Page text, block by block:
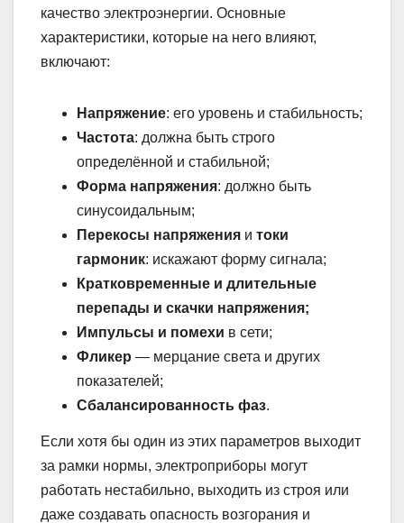
качество электроэнергии. Основные
характеристики, которые на него влияют,
включают:
Напряжение: его уровень и стабильность;
Частота: должна быть строго
определённой и стабильной;
Форма напряжения: должно быть
синусоидальным;
Перекосы напряжения и токи
гармоник: искажают форму сигнала;
Кратковременные и длительные
перепады и скачки напряжения;
Импульсы и помехи в сети;
Фликер — мерцание света и других
показателей;
Сбалансированность фаз.
Если хотя бы один из этих параметров выходит
за рамки нормы, электроприборы могут
работать нестабильно, выходить из строя или
даже создавать опасность возгорания и